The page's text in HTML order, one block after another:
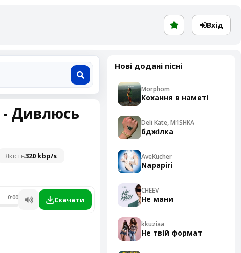
Вхід
- Дивлюсь
Якість320 kbp/s
0:00 Скачати
Нові додані пісні
Morphom
Кохання в наметі
Deli Kate, M1SHKA
бджілка
AveKucher
Napapiri
CHEEV
Не мани
kkuziaa
Не твій формат